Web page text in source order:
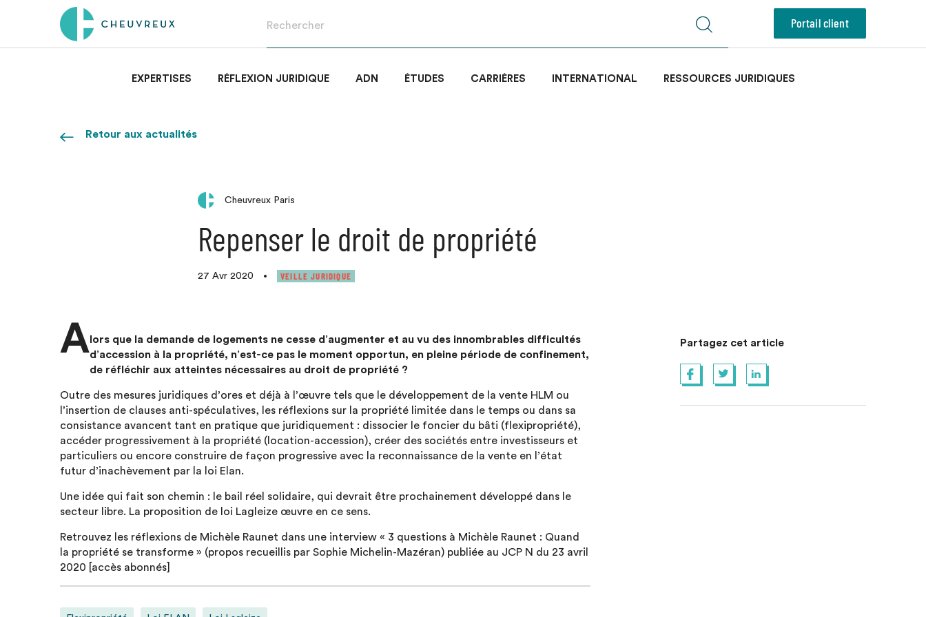
Portail client
EXPERTISES RÉFLEXION JURIDIQUE ADN ÉTUDES CARRIÈRES INTERNATIONAL RESSOURCES JURIDIQUES
Retour aux actualités
Cheuvreux Paris
Repenser le droit de propriété
27 Avr 2020 • VEILLE JURIDIQUE
A lors que la demande de logements ne cesse d’augmenter et au vu des innombrables difficultés
d’accession à la propriété, n’est-ce pas le moment opportun, en pleine période de confinement,
de réfléchir aux atteintes nécessaires au droit de propriété ?
Outre des mesures juridiques d’ores et déjà à l’œuvre tels que le développement de la vente HLM ou
l’insertion de clauses anti-spéculatives, les réflexions sur la propriété limitée dans le temps ou dans sa
consistance avancent tant en pratique que juridiquement : dissocier le foncier du bâti (flexipropriété),
accéder progressivement à la propriété (location-accession), créer des sociétés entre investisseurs et
particuliers ou encore construire de façon progressive avec la reconnaissance de la vente en l’état
futur d’inachèvement par la loi Elan.
Une idée qui fait son chemin : le bail réel solidaire, qui devrait être prochainement développé dans le
secteur libre. La proposition de loi Lagleize œuvre en ce sens.
Retrouvez les réflexions de Michèle Raunet dans une interview « 3 questions à Michèle Raunet : Quand
la propriété se transforme » (propos recueillis par Sophie Michelin-Mazéran) publiée au JCP N du 23 avril
2020 [accès abonnés]
Partagez cet article